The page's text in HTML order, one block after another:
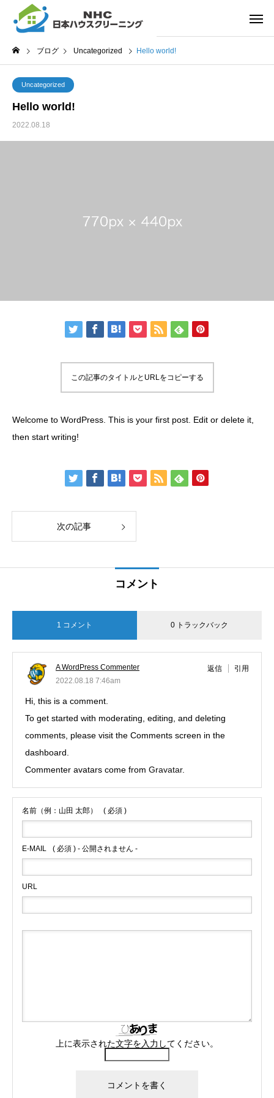
ブログ Uncategorized Hello world!
Uncategorized
Hello world!
2022.08.18
この記事のタイトルとURLをコピーする
Welcome to WordPress. This is your first post. Edit or delete it,
then start writing!
次の記事
コメント
1 コメント 0 トラックバック
A WordPress Commenter
2022.08.18 7:46am
返信 引用
Hi, this is a comment.
To get started with moderating, editing, and deleting
comments, please visit the Comments screen in the
dashboard.
Commenter avatars come from Gravatar.
名前（例：山田 太郎） ( 必須 )
E-MAIL ( 必須 ) - 公開されません -
URL
上に表示された文字を入力してください。